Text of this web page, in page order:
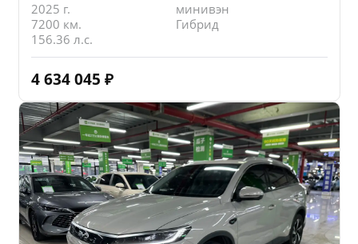
2025 г.
минивэн
7200 км.
Гибрид
156.36 л.с.
4 634 045 ₽